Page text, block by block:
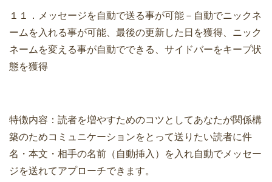
１１．メッセージを自動で送る事が可能－自動でニックネ
ームを入れる事が可能、最後の更新した日を獲得、ニック
ネームを変える事が自動でできる、サイドバーをキープ状
態を獲得
特徴内容：読者を増やすためのコツとしてあなたが関係構
築のためコミュニケーションをとって送りたい読者に件
名・本文・相手の名前（自動挿入）を入れ自動でメッセー
ジを送れてアプローチできます。